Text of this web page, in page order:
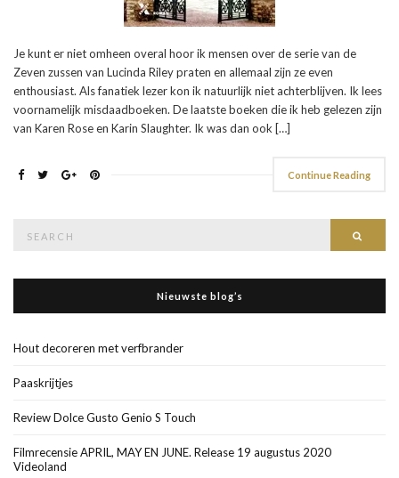
Je kunt er niet omheen overal hoor ik mensen over de serie van de
Zeven zussen van Lucinda Riley praten en allemaal zijn ze even
enthousiast. Als fanatiek lezer kon ik natuurlijk niet achterblijven. Ik lees
voornamelijk misdaadboeken. De laatste boeken die ik heb gelezen zijn
van Karen Rose en Karin Slaughter. Ik was dan ook […]
Continue Reading
Nieuwste blog’s
Hout decoreren met verfbrander
Paaskrijtjes
Review Dolce Gusto Genio S Touch
Filmrecensie APRIL, MAY EN JUNE. Release 19 augustus 2020
Videoland